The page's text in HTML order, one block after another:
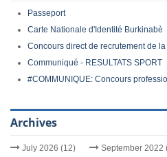
Passeport
Carte Nationale d'Identité Burkinabè
Concours direct de recrutement de
Communiqué - RESULTATS SPORT
#COMMUNIQUE: Concours
Archives
July 2026 (12) September 2022